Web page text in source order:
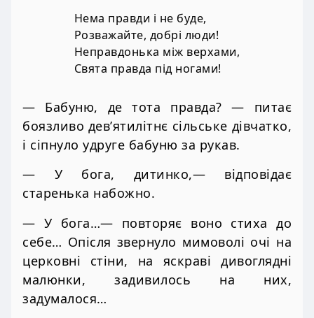
Нема правди і не буде,
Розважайте, добрі люди!
Неправдонька між верхами,
Свята правда під ногами!
— Бабуню, де тота правда? — питає
боязливо дев’ятилітнє сільське дівчатко,
і сіпнуло удруге бабуню за рукав.
— У бога, дитинко,— відповідає
старенька набожно.
— У бога…— повторяє воно стиха до
себе… Опісля звернуло мимоволі очі на
церковні стіни, на яскраві дивоглядні
малюнки, задивилось на них,
задумалося…